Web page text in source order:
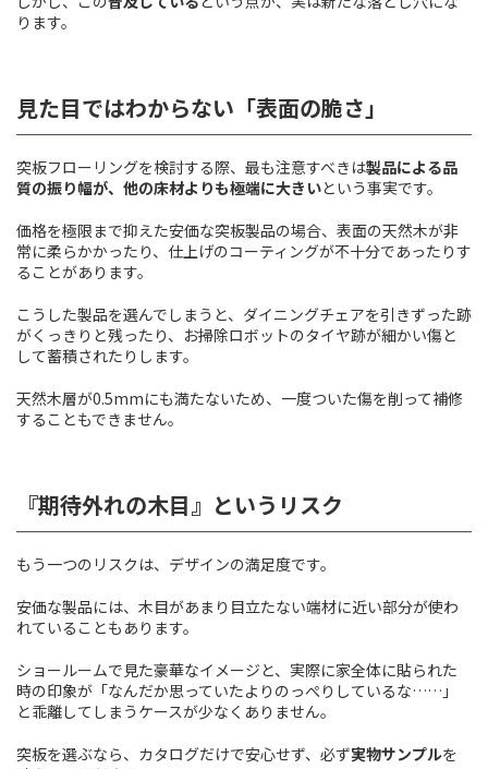
ります。
見た目ではわからない「表面の脆さ」
突板フローリングを検討する際、最も注意すべきは製品による品
質の振り幅が、他の床材よりも極端に大きいという事実です。
価格を極限まで抑えた安価な突板製品の場合、表面の天然木が非
常に柔らかかったり、仕上げのコーティングが不十分であったりす
ることがあります。
こうした製品を選んでしまうと、ダイニングチェアを引きずった跡
がくっきりと残ったり、お掃除ロボットのタイヤ跡が細かい傷と
して蓄積されたりします。
天然木層が0.5mmにも満たないため、一度ついた傷を削って補修
することもできません。
『期待外れの木目』というリスク
もう一つのリスクは、デザインの満足度です。
安価な製品には、木目があまり目立たない端材に近い部分が使わ
れていることもあります。
ショールームで見た豪華なイメージと、実際に家全体に貼られた
時の印象が「なんだか思っていたよりのっぺりしているな……」
と乖離してしまうケースが少なくありません。
突板を選ぶなら、カタログだけで安心せず、必ず実物サンプルを